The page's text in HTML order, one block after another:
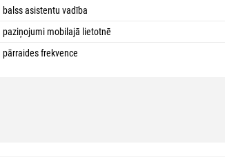
balss asistentu vadība
paziņojumi mobilajā lietotnē
pārraides frekvence